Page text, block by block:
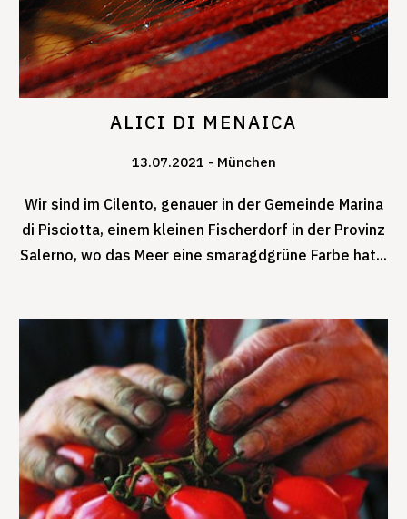
13.07.2021 München
ALICI DI MENAICA
Wir sind im Cilento, genauer in der Gemeinde Marina
di Pisciotta, einem kleinen Fischerdorf in der Provinz
Salerno, wo das Meer eine smaragdgrüne Farbe hat...